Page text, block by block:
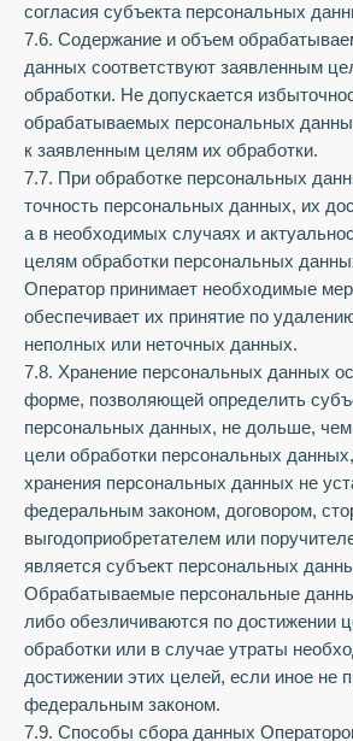
согласия субъекта персональных
7.6. Содержание и объем
данных соответствуют заявленным
обработки. Не допускается
обрабатываемых персональных
к заявленным целям их обработки.
7.7. При обработке персональных
точность персональных данных, их
а в необходимых случаях и
целям обработки персональных
Оператор принимает необходимые
обеспечивает их принятие по
неполных или неточных данных.
7.8. Хранение персональных данных
форме, позволяющей определить
персональных данных, не дольше, чем
цели обработки персональных
хранения персональных данных не
федеральным законом, договором,
выгодоприобретателем или
является субъект персональных
Обрабатываемые персональные
либо обезличиваются по достижении
обработки или в случае утраты
достижении этих целей, если иное не
федеральным законом.
7.9. Способы сбора данных